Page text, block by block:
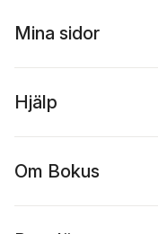
Mina sidor
Hjälp
Om Bokus